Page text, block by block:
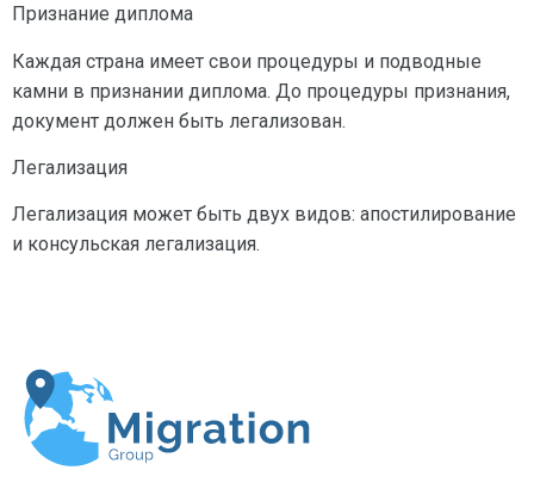
Признание диплома
Каждая страна имеет свои процедуры и подводные
камни в признании диплома. До процедуры признания,
документ должен быть легализован.
Легализация
Легализация может быть двух видов: апостилирование
и консульская легализация.